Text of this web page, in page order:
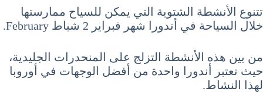
تتنوع الأنشطة الشتوية التي يمكن للسياح ممارستها
خلال السياحة في أندورا شهر فبراير 2 شباط February.
من بين هذه الأنشطة التزلج على المنحدرات الجليدية،
حيث تعتبر أندورا واحدة من أفضل الوجهات في أوروبا
لهذا النشاط.